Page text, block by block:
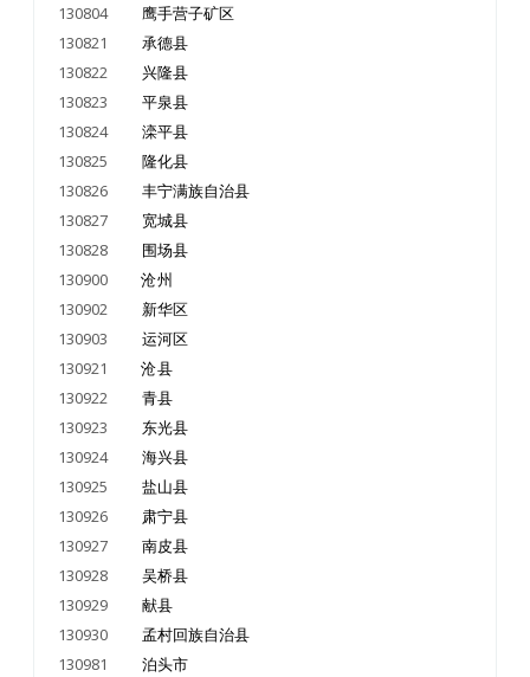
130804 鹰手营子矿区
130821 承德县
130822 兴隆县
130823 平泉县
130824 滦平县
130825 隆化县
130826 丰宁满族自治县
130827 宽城县
130828 围场县
130900沧州
130902 新华区
130903 运河区
130921沧县
130922 青县
130923 东光县
130924 海兴县
130925 盐山县
130926 肃宁县
130927 南皮县
130928 吴桥县
130929 献县
130930 孟村回族自治县
130981 泊头市